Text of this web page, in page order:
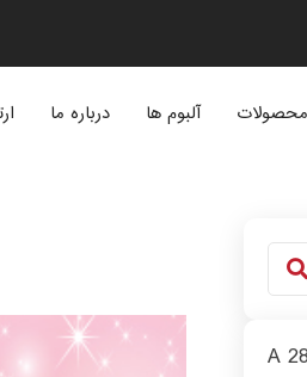
محصولات آلبوم ها درباره ما
A